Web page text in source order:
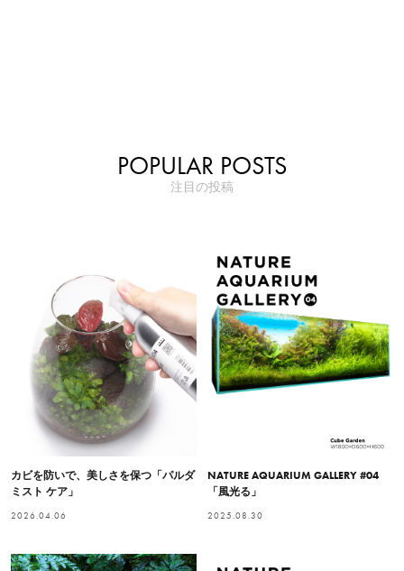
POPULAR POSTS
注目の投稿
カビを防いで、美しさを保つ「パルダ
ミスト ケア」
2026.04.06
NATURE AQUARIUM GALLERY #04
「風光る」
2025.08.30